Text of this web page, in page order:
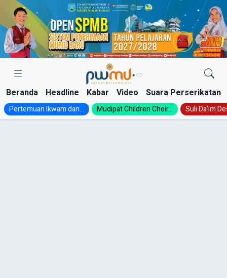
Skip
content
Beranda Headline Kabar Video Suara Perserikatan
Pertemuan Ikwam dan... Mudipat Children Choir... Suli Da’im